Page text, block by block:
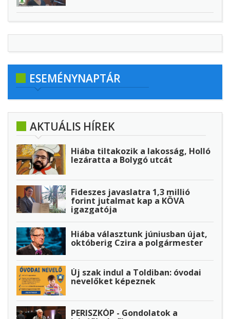
ESEMÉNYNAPTÁR
AKTUÁLIS HÍREK
Hiába tiltakozik a lakosság, Holló
lezáratta a Bolygó utcát
Fideszes javaslatra 1,3 millió
forint jutalmat kap a KÖVA
igazgatója
Hiába választunk júniusban újat,
októberig Czira a polgármester
Új szak indul a Toldiban: óvodai
nevelőket képeznek
PERISZKÓP - Gondolatok a